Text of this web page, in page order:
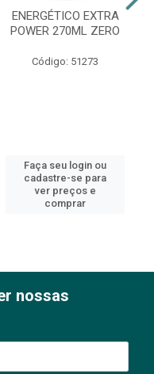
ENERGÉTICO EXTRA
POWER 270ML ZERO
Código: 51273
Faça seu login ou
cadastre-se para
ver preços e
comprar
nossas